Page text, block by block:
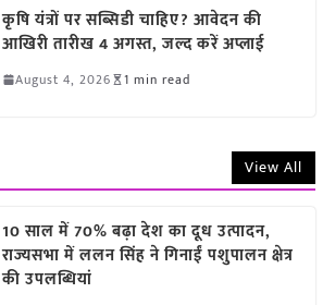
कृषि यंत्रों पर सब्सिडी चाहिए? आवेदन की
आखिरी तारीख 4 अगस्त, जल्द करें अप्लाई
August 4, 2026 1 min read
View All
10 साल में 70% बढ़ा देश का दूध उत्पादन,
राज्यसभा में ललन सिंह ने गिनाईं पशुपालन क्षेत्र
की उपलब्धियां